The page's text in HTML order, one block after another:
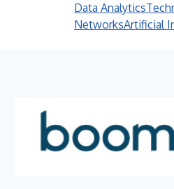
Data Analytics
NetworksArtificial